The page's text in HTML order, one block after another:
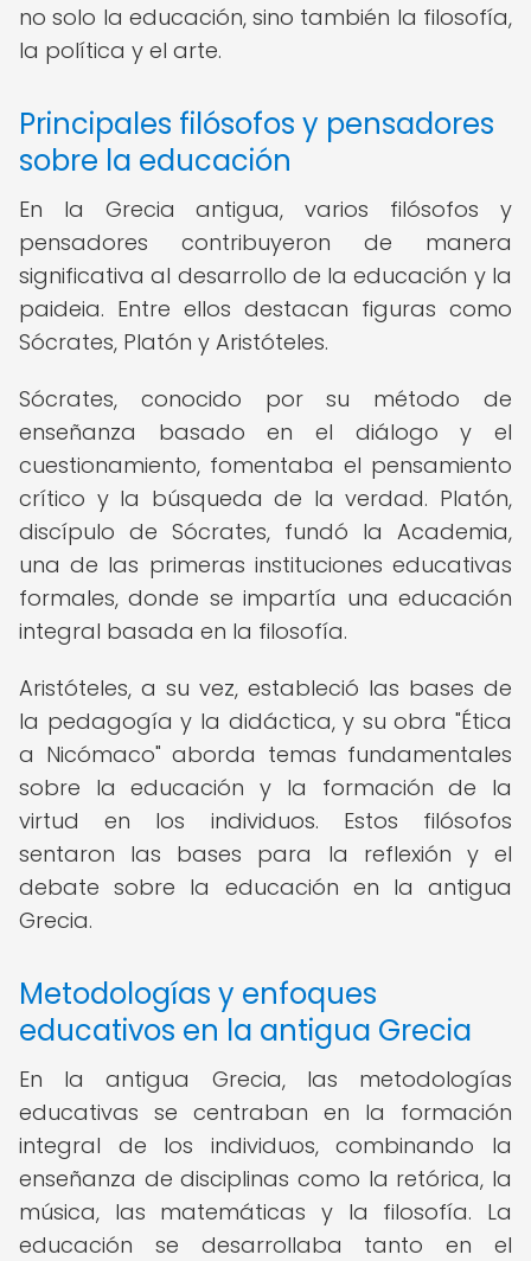
no solo la educación, sino también la filosofía,
la política y el arte.
Principales filósofos y pensadores
sobre la educación
En la Grecia antigua, varios filósofos y
pensadores contribuyeron de manera
significativa al desarrollo de la educación y la
paideia. Entre ellos destacan figuras como
Sócrates, Platón y Aristóteles.
Sócrates, conocido por su método de
enseñanza basado en el diálogo y el
cuestionamiento, fomentaba el pensamiento
crítico y la búsqueda de la verdad. Platón,
discípulo de Sócrates, fundó la Academia,
una de las primeras instituciones educativas
formales, donde se impartía una educación
integral basada en la filosofía.
Aristóteles, a su vez, estableció las bases de
la pedagogía y la didáctica, y su obra "Ética
a Nicómaco" aborda temas fundamentales
sobre la educación y la formación de la
virtud en los individuos. Estos filósofos
sentaron las bases para la reflexión y el
debate sobre la educación en la antigua
Grecia.
Metodologías y enfoques
educativos en la antigua Grecia
En la antigua Grecia, las metodologías
educativas se centraban en la formación
integral de los individuos, combinando la
enseñanza de disciplinas como la retórica, la
música, las matemáticas y la filosofía. La
educación se desarrollaba tanto en el